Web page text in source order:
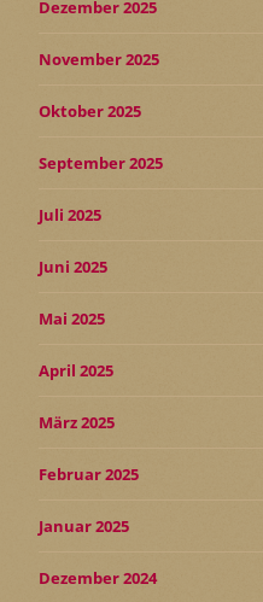
Dezember 2025
November 2025
Oktober 2025
September 2025
Juli 2025
Juni 2025
Mai 2025
April 2025
März 2025
Februar 2025
Januar 2025
Dezember 2024